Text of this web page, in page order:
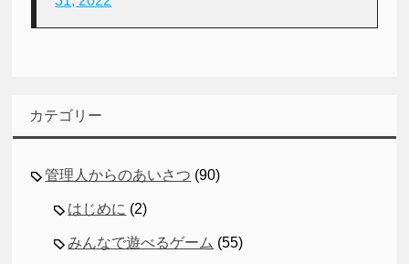
カテゴリー
管理人からのあいさつ (90)
はじめに (2)
みんなで遊べるゲーム (55)